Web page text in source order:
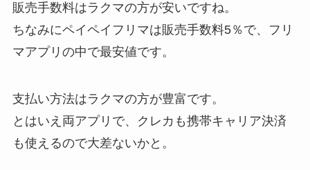
販売手数料はラクマの方が安いですね。
ちなみにペイペイフリマは販売手数料5％で、フリ
マアプリの中で最安値です。
支払い方法はラクマの方が豊富です。
とはいえ両アプリで、クレカも携帯キャリア決済
も使えるので大差ないかと。